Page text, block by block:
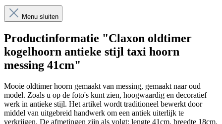
Menu sluiten
Productinformatie "Claxon oldtimer
kogelhoorn antieke stijl taxi hoorn
messing 41cm"
Mooie oldtimer hoorn gemaakt van messing, gemaakt naar oud
model. Zoals u op de foto's kunt zien, hoogwaardig en decoratief
werk in antieke stijl. Het artikel wordt traditioneel bewerkt door
middel van uitgebreid handwerk om een antiek uiterlijk te
verkrijgen. De afmetingen zijn als volgt: lengte 41cm, breedte 18cm.